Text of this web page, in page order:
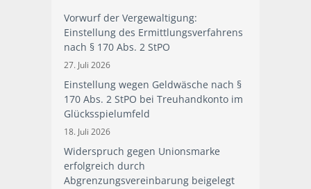
Vorwurf der Vergewaltigung:
Einstellung des Ermittlungsverfahrens
nach § 170 Abs. 2 StPO
27. Juli 2026
Einstellung wegen Geldwäsche nach §
170 Abs. 2 StPO bei Treuhandkonto im
Glücksspielumfeld
18. Juli 2026
Widerspruch gegen Unionsmarke
erfolgreich durch
Abgrenzungsvereinbarung beigelegt